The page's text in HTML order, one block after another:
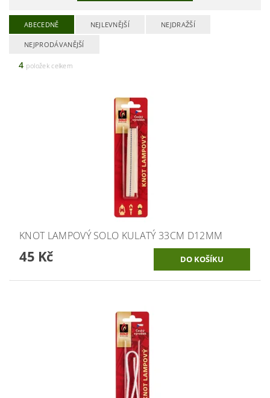
ABECEDNĚ NEJLEVNĚJŠÍ NEJDRAŽŠÍ
NEJPRODÁVANĚJŠÍ
4 položek celkem
KNOT LAMPOVÝ SOLO KULATÝ 33CM D12MM
45 Kč